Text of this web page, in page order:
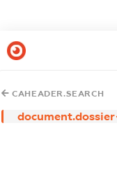
CAHEADER.SEARCH
document.dossier